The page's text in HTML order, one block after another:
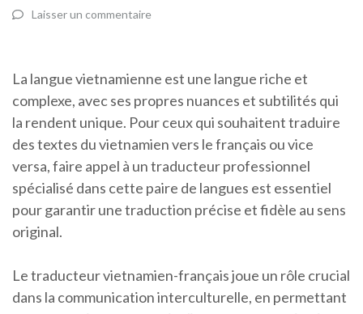
Laisser un commentaire
La langue vietnamienne est une langue riche et
complexe, avec ses propres nuances et subtilités qui
la rendent unique. Pour ceux qui souhaitent traduire
des textes du vietnamien vers le français ou vice
versa, faire appel à un traducteur professionnel
spécialisé dans cette paire de langues est essentiel
pour garantir une traduction précise et fidèle au sens
original.
Le traducteur vietnamien-français joue un rôle crucial
dans la communication interculturelle, en permettant